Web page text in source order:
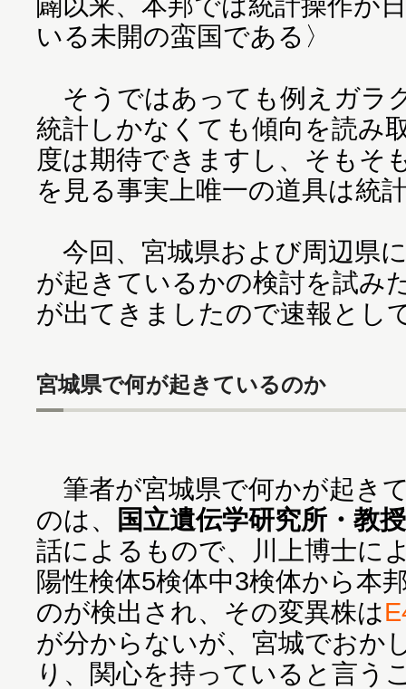
いる未開の蛮国である〉
そうではあっても例えガラ
統計しかなくても傾向を読み
度は期待できますし、そもそ
を見る事実上唯一の道具は統
今回、宮城県および周辺県
が起きているかの検討を試み
が出てきましたので速報とし
宮城県で何が起きているのか
筆者が宮城県で何かが起き
のは、
国立遺伝学研究所・教
話によるもので、川上博士に
陽性検体5検体中3検体から本
のが検出され、その変異株は
が分からないが、宮城でおか
り、関心を持っていると言う